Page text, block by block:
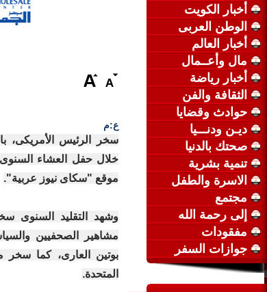
أخبار الكويت
الوطن العربى
أخبار العالم
مال وأعــمال
أخبار رياضة
الثقافة والفن
حوادث وقضايا
ديـن ودنـــيا
صحتك بالدنيا
تنمية بشرية
الاسرة والطفل
مجتمع
إلى رحمة الله
مفقودات
جوازات السفر
ع:م
سخر الرئيس الأمريكى،
خلال حفل العشاء
موقع "سكاى نيوز عربية".
وشهد التقليد السنوى
مشاهير الصحفيين
بوتين العارى، كما سخر
المتحدة.